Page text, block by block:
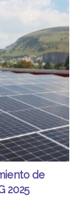
de
2025